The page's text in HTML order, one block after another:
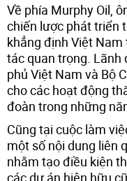
Về phía Murphy Oil,
chiến lược phát triển
khẳng định Việt
tác quan trọng. Lãnh
phủ Việt Nam và Bộ
cho các hoạt động
đoàn trong những
Cũng tại cuộc làm
một số nội dung liên
nhằm tạo điều kiện
các dự án hiện hữu